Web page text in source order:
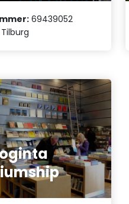
69439052
Tilburg